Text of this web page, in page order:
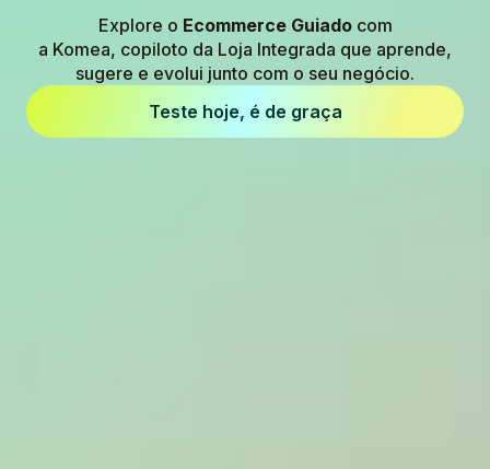
Explore o Ecommerce Guiadocom
a Komea, copiloto da Loja Integrada que aprende,
sugere e evolui junto com o seu negócio.
Teste hoje, é de graça